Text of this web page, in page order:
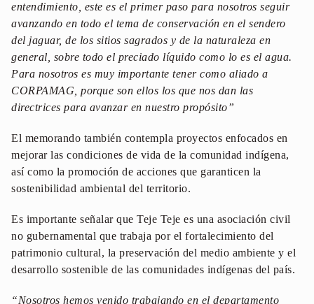
entendimiento, este es el primer paso para nosotros seguir
avanzando en todo el tema de conservación en el sendero
del jaguar, de los sitios sagrados y de la naturaleza en
general, sobre todo el preciado líquido como lo es el agua.
Para nosotros es muy importante tener como aliado a
CORPAMAG, porque son ellos los que nos dan las
directrices para avanzar en nuestro propósito”
El memorando también contempla proyectos enfocados en
mejorar las condiciones de vida de la comunidad indígena,
así como la promoción de acciones que garanticen la
sostenibilidad ambiental del territorio.
Es importante señalar que Teje Teje es una asociación civil
no gubernamental que trabaja por el fortalecimiento del
patrimonio cultural, la preservación del medio ambiente y el
desarrollo sostenible de las comunidades indígenas del país.
“Nosotros hemos venido trabajando en el departamento